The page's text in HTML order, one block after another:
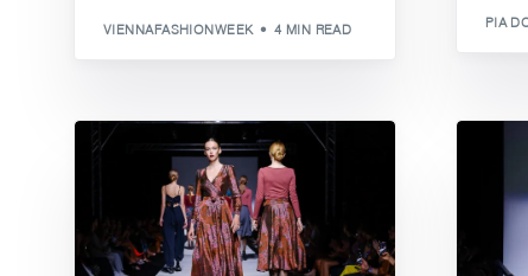
VIENNAFASHIONWEEK 4 MIN READ PIA